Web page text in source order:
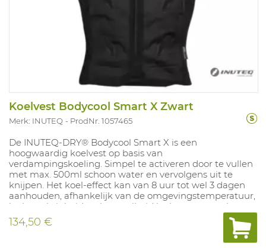
Koelvest Bodycool Smart X Zwart
Merk: INUTEQ ProdNr. 1057465
De INUTEQ-DRY® Bodycool Smart X is een
hoogwaardig koelvest op basis van
verdampingskoeling. Simpel te activeren door te vullen
met max. 500ml schoon water en vervolgens uit te
knijpen. Het koel-effect kan van 8 uur tot wel 3 dagen
aanhouden, afhankelijk van de omgevingstemperatuur,
luchtvochtigheid en hoeveelheid luchtstroom op het
lichaam.
134,50 €